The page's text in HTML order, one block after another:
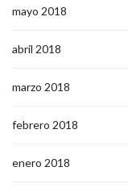
mayo 2018
abril 2018
marzo 2018
febrero 2018
enero 2018